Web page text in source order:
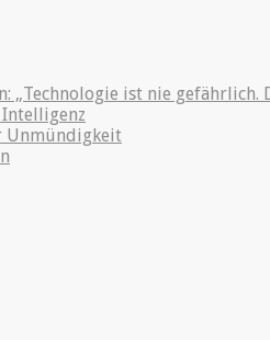
„Technologie ist nie gefährlich.
Unmündigkeit